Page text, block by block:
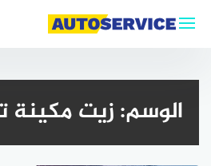
إلى
الوسم:زيت مكينة